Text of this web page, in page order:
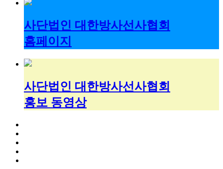
사단법인 대한방사선사협회
홈페이지
사단법인 대한방사선사협회
홍보 동영상